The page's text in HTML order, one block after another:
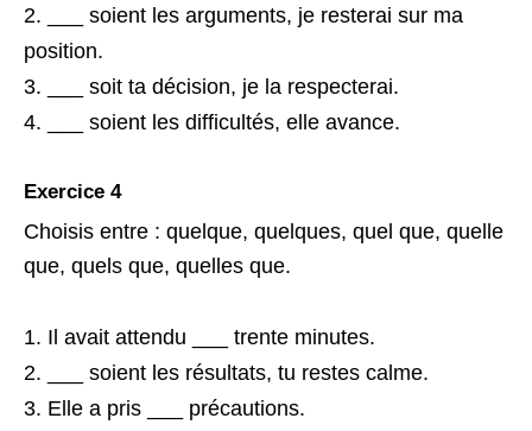
___ soient les arguments, je resterai sur ma
position.
___ soit ta décision, je la respecterai.
___ soient les difficultés, elle avance.
Exercice 4
Choisis entre : quelque, quelques, quel que, quelle
que, quels que, quelles que.
Il avait attendu ___ trente minutes.
___ soient les résultats, tu restes calme.
Elle a pris ___ précautions.